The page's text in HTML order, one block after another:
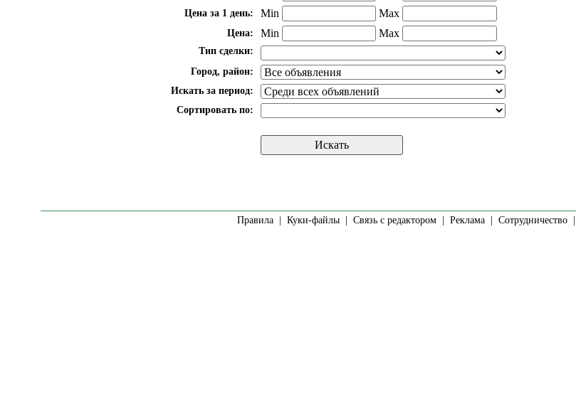
Цена за 1 день: Min Max
Цена: Min Max
Тип сделки:
Город, район:
Искать за период:
Сортировать по:
Правила| Куки-файлы| Связь с редактором| Реклама| Сотрудничество|